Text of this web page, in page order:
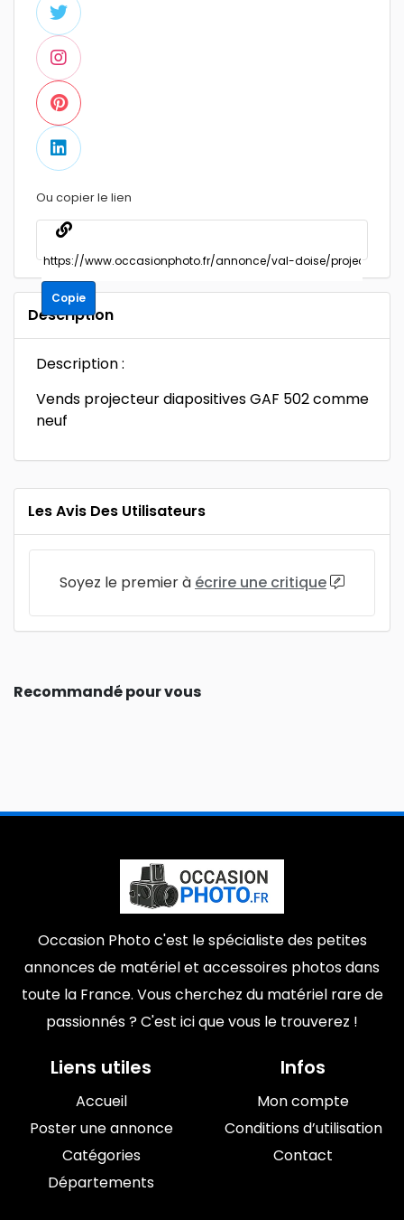
Ou copier le lien
Copie
Description
Description :
Vends projecteur diapositives GAF 502 comme
neuf
Les Avis Des Utilisateurs
Soyez le premier à écrire une critique
Recommandé pour vous
Occasion Photo c'est le spécialiste des petites
annonces de matériel et accessoires photos dans
toute la France. Vous cherchez du matériel rare de
passionnés ? C'est ici que vous le trouverez !
Liens utiles
Accueil
Poster une annonce
Catégories
Départements
Infos
Mon compte
Conditions d’utilisation
Contact